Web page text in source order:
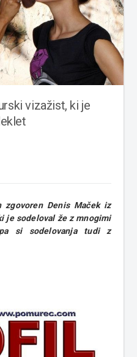
vizažist, ki je
zgovoren Denis Maček iz
je sodeloval že z mnogimi
si sodelovanja tudi z